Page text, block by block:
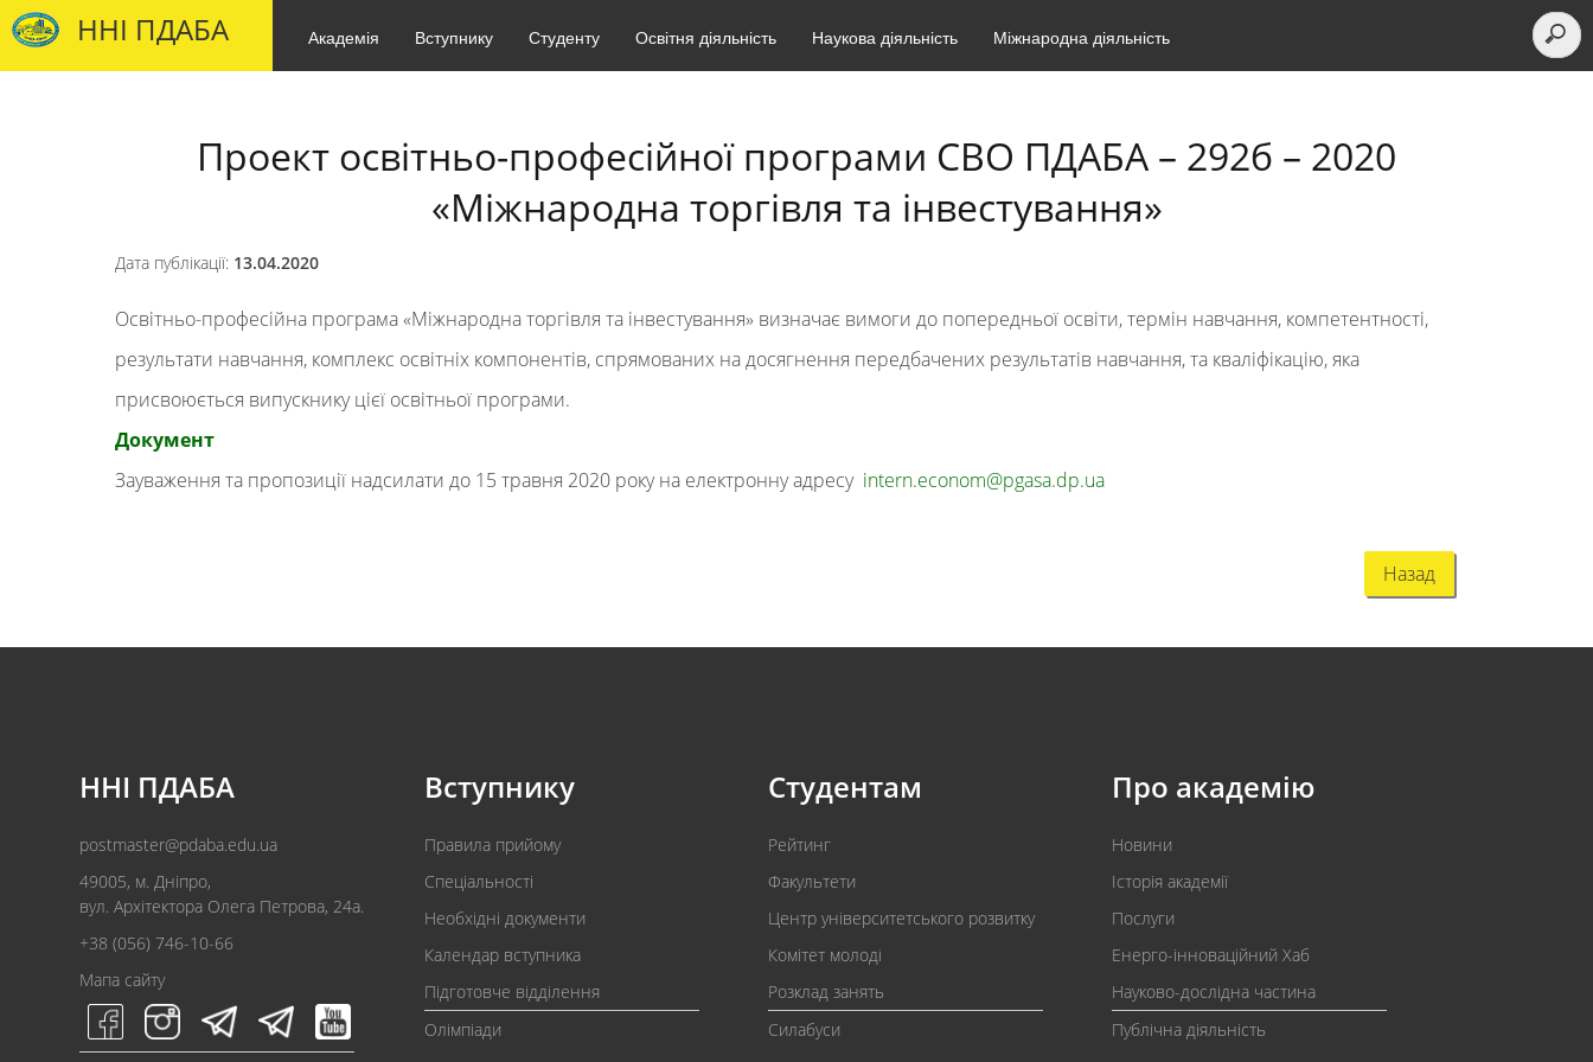
ННІ ПДАБА Академія Вступнику Студенту Освітня діяльність Наукова діяльність Міжнародна діяльність
Проект освітньо-професійної програми СВО ПДАБА – 292б – 2020
«Міжнародна торгівля та інвестування»
Дата публікації: 13.04.2020
Освітньо-професійна програма «Міжнародна торгівля та інвестування» визначає вимоги до попередньої освіти, термін навчання, компетентності,
результати навчання, комплекс освітніх компонентів, спрямованих на досягнення передбачених результатів навчання,та кваліфікацію,яка
присвоюється випускнику цієї освітньої програми.
Документ
Зауваження та пропозиції надсилати до 15 травня 2020 року на електронну адресу intern.econom@pgasa.dp.ua
Назад
ННІ ПДАБА
postmaster@pdaba.edu.ua
49005, м. Дніпро,
вул. Архітектора Олега Петрова, 24а.
+38 (056) 746-10-66
Мапа сайту
Вступнику
Правила прийому
Спеціальності
Необхідні документи
Календар вступника
Підготовче відділення
Олімпіади
Студентам
Рейтинг
Факультети
Центр університетського розвитку
Комітет молоді
Розклад занять
Силабуси
Про академію
Новини
Історія академії
Послуги
Енерго-інноваційний Хаб
Науково-дослідна частина
Публічна діяльність